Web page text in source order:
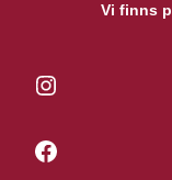
Vi finns
Instagram
Facebook